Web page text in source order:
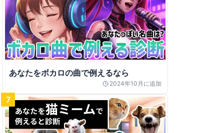
あなたをボカロの曲で例えるなら
2024年10月 に追加
7